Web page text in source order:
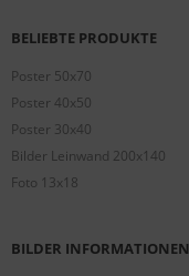
BELIEBTE PRODUKTE
Poster 50x70
Poster 40x50
Poster 30x40
Bilder Leinwand 200x140
Foto 13x18
BILDER INFORMATIONEN